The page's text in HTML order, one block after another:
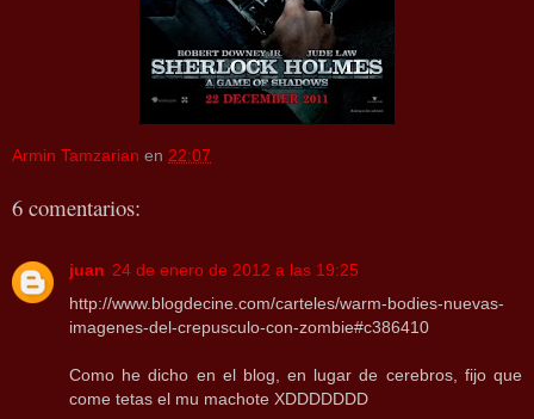
Armin Tamzarian en 22:07
6 comentarios:
juan 24 de enero de 2012 a las 19:25
http://www.blogdecine.com/carteles/warm-bodies-nuevas-
imagenes-del-crepusculo-con-zombie#c386410
Como he dicho en el blog, en lugar de cerebros, fijo que
come tetas el mu machote XDDDDDDD